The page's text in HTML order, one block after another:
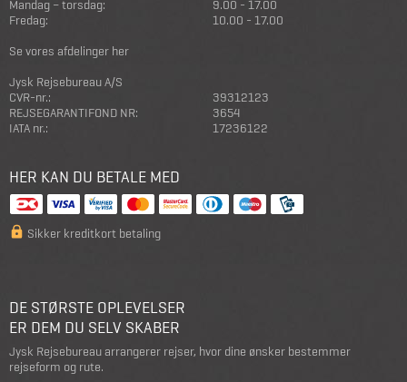
Mandag – torsdag:
9.00 - 17.00
Fredag:
10.00 - 17.00
Se vores afdelinger her
Jysk Rejsebureau A/S
CVR-nr.:
39312123
REJSEGARANTIFOND NR:
3654
IATA nr.:
17236122
HER KAN DU BETALE MED
Sikker kreditkort betaling
DE STØRSTE OPLEVELSER
ER DEM DU SELV SKABER
Jysk Rejsebureau arrangerer rejser, hvor dine ønsker bestemmer
rejseform og rute.